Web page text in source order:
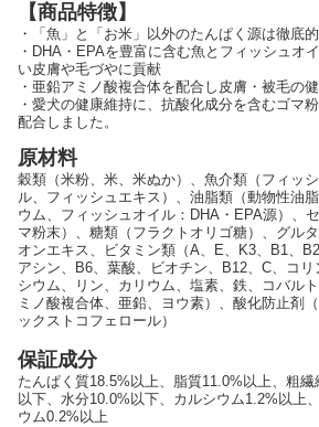
【商品特徴】
・「魚」と「お米」以外のたんぱく源は徹底
・DHA・EPAを豊富に含む魚とフィッシュオ
い皮膚や毛づやに貢献
・亜鉛アミノ酸複合体を配合し皮膚・被毛の
・愛犬の健康維持に、抗酸化成分を含むゴマ
配合しました。
原材料
穀類（米粉、米、米ぬか）、魚介類（フィッ
ル、フィッシュエキス）、油脂類（動物性油
ウム、フィッシュオイル：DHA・EPA源）、
マ粉末）、糖類（フラクトオリゴ糖）、グル
オンエキス、ビタミン類（A、E、K3、B1、
アシン、B6、葉酸、ビオチン、B12、C、コ
シウム、リン、カリウム、塩素、鉄、コバル
ミノ酸複合体、亜鉛、ヨウ素）、酸化防止剤
ックストコフェロール）
保証成分
たんぱく質18.5%以上、脂質11.0%以上、粗
以下、水分10.0%以下、カルシウム1.2%以上
ウム0.2%以上